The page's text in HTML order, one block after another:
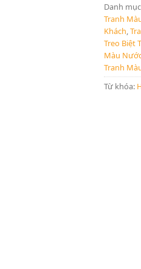
Danh
Tranh
Khách,
Treo Biệt
Màu
Tranh
Từ khóa: